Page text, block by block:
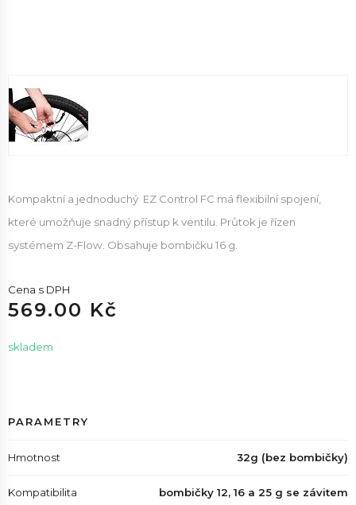
Kompaktní a jednoduchý EZ Control FC má flexibilní spojení,
které umožňuje snadný přístup k ventilu. Průtok je řízen
systémem Z-Flow. Obsahuje bombičku 16 g.
Cena s DPH
569.00 Kč
skladem
PARAMETRY
Hmotnost 32g (bez bombičky)
Kompatibilita bombičky 12, 16 a 25 g se závitem